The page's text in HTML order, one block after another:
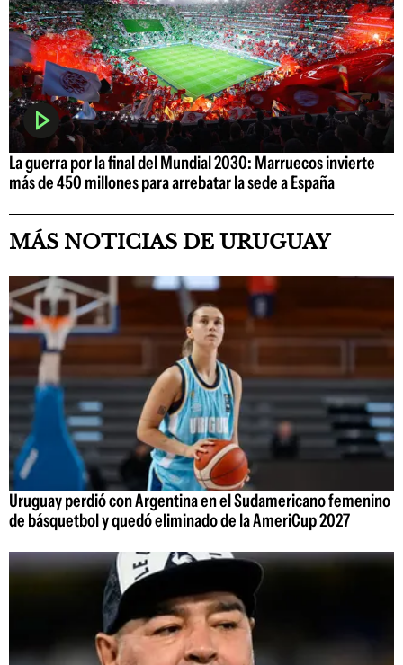
La guerra por la final del Mundial 2030: Marruecos invierte
más de 450 millones para arrebatar la sede a España
MÁS NOTICIAS DE URUGUAY
Uruguay perdió con Argentina en el Sudamericano femenino
de básquetbol y quedó eliminado de la AmeriCup 2027